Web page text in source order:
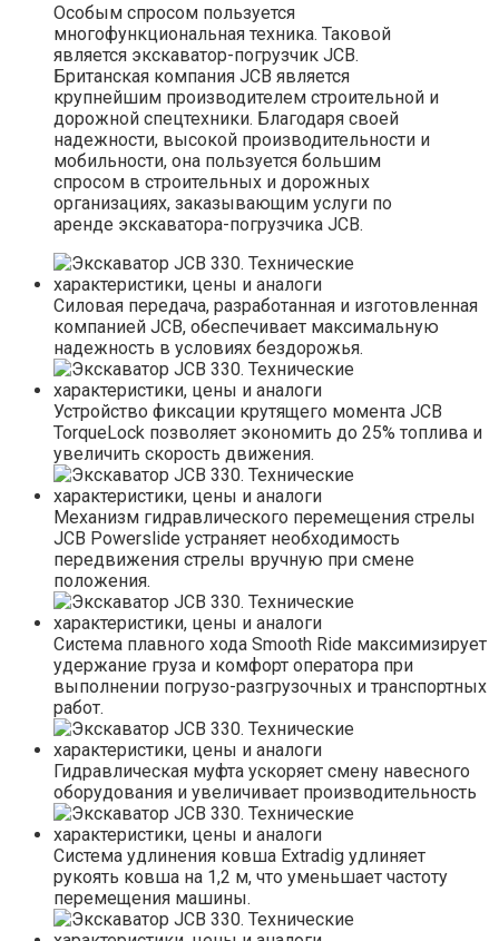
Особым спросом пользуется
многофункциональная техника. Таковой
является экскаватор-погрузчик JCB.
Британская компания JCB является
крупнейшим производителем строительной и
дорожной спецтехники. Благодаря своей
надежности, высокой производительности и
мобильности, она пользуется большим
спросом в строительных и дорожных
организациях, заказывающим услуги по
аренде экскаватора-погрузчика JCB.
Силовая передача, разработанная и изготовленная
компанией JCB, обеспечивает максимальную
надежность в условиях бездорожья.
Устройство фиксации крутящего момента JCB
TorqueLock позволяет экономить до 25% топлива и
увеличить скорость движения.
Механизм гидравлического перемещения стрелы
JCB Powerslide устраняет необходимость
передвижения стрелы вручную при смене
положения.
Система плавного хода Smooth Ride максимизирует
удержание груза и комфорт оператора при
выполнении погрузо-разгрузочных и транспортных
работ.
Гидравлическая муфта ускоряет смену навесного
оборудования и увеличивает производительность
Система удлинения ковша Extradig удлиняет
рукоять ковша на 1,2 м, что уменьшает частоту
перемещения машины.